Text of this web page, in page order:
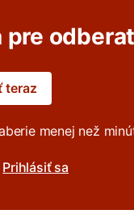
pre
teraz
menej než
Prihlásiť sa